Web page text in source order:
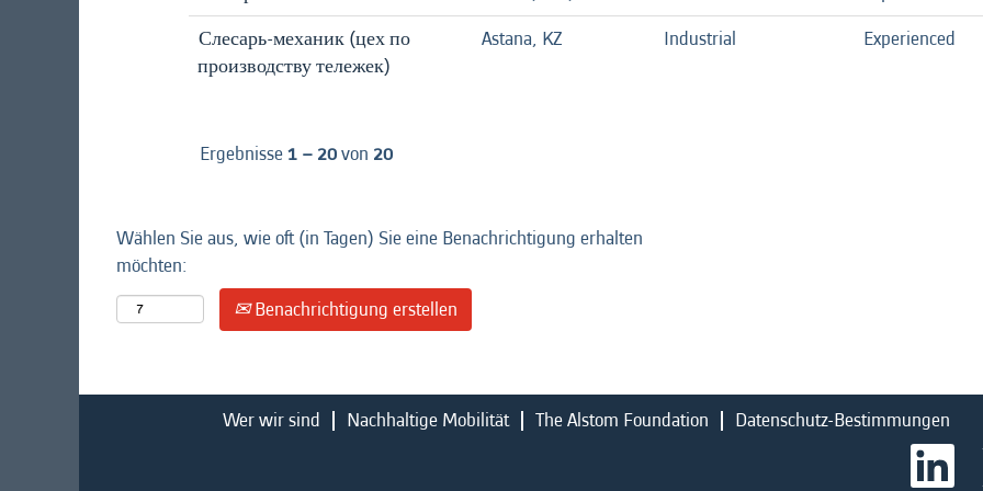
Слесарь-механик (цех по
производству тележек)
Astana, KZ Industrial Experienced
Ergebnisse1 – 20von 20
Wählen Sie aus, wie oft (in Tagen) Sie eine Benachrichtigung erhalten
möchten:
Benachrichtigung erstellen
Wer wir sind Nachhaltige Mobilität The Alstom Foundation
Datenschutz-Bestimmungen
W